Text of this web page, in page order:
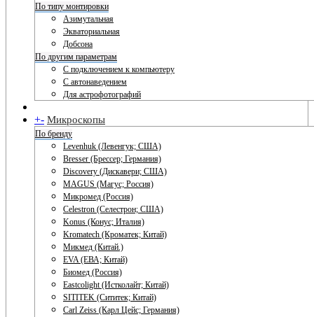
По типу монтировки
Азимутальная
Экваториальная
Добсона
По другим параметрам
С подключением к компьютеру
С автонаведением
Для астрофотографий
+- Микроскопы
По бренду
Levenhuk (Левенгук; США)
Bresser (Брессер; Германия)
Discovery (Дискавери; США)
MAGUS (Магус; Россия)
Микромед (Россия)
Celestron (Селестрон; США)
Konus (Конус; Италия)
Kromatech (Кроматек; Китай)
Микмед (Китай.)
EVA (ЕВА; Китай)
Биомед (Россия)
Eastcolight (Истколайт; Китай)
SITITEK (Сититек; Китай)
Carl Zeiss (Карл Цейс; Германия)